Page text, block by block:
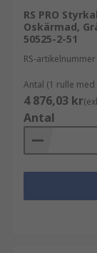
minska
ge
Styrkablar
industriell
styr- och
transport-
Relaterad
RS PRO
Oskärmad,
50525-2-51
RS-artikelnummer
Antal (1 rulle
4 876,03 kr
Antal